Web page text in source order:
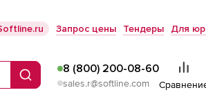
Запрос цены Тендеры Для
Поиск
8 (800) 200-08-60
sales.r@softline.com